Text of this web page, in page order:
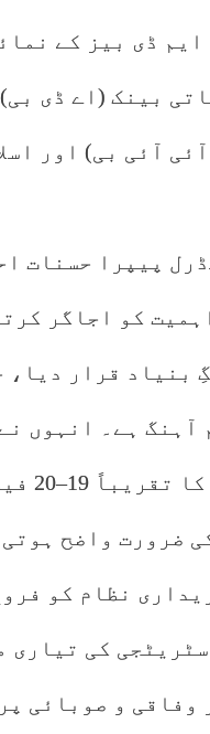
ڈی بیز کے
بینک (اے ڈی
آئی بی) اور
پیپرا حسنات
کو اجاگر
بنیاد قرار دیا،
آہنگ ہے۔ انہوں
ضرورت واضح
نظام کو
کی تیاری
وفاقی و صوبائی